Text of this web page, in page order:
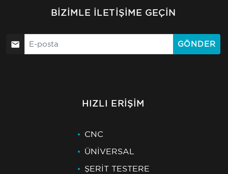
BIZIMLE İLETIŞIME GEÇIN
GÖNDER
HIZLI ERIŞIM
CNC
ÜNİVERSAL
ŞERİT TESTERE